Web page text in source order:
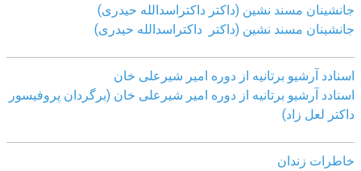
جانشینان مسند نشین (داکتر داکتراسدالله حیدری)
جانشینان مسند نشین (داکتر داکتراسدالله حیدری)
اسنادد آرشیو برتانیه از دوره امیر شیرعلی خان
اسنادد آرشیو برتانیه از دوره امیر شیرعلی خان (برگردان پروفیسور
داکتر لعل زاد)
خاطرات زندان